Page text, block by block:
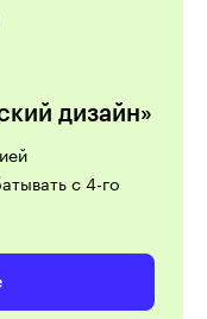
дизайн»
с 4-го